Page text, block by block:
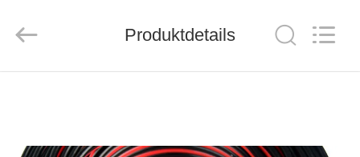
LTD.
Produktdetails